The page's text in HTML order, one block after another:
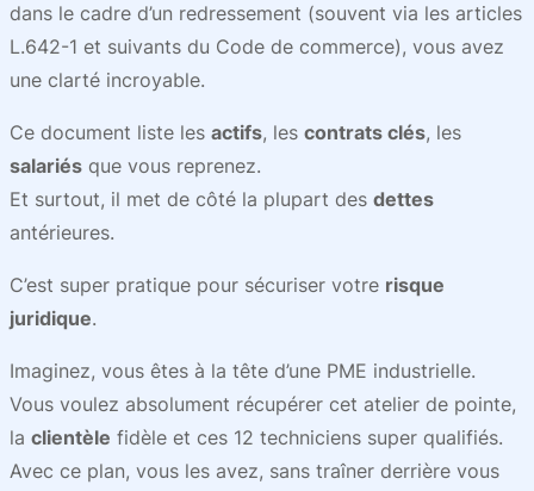
dans le cadre d’un redressement (souvent via les articles
L.642-1 et suivants du Code de commerce), vous avez
une clarté incroyable.
Ce document liste les actifs, les contrats clés, les
salariés que vous reprenez.
Et surtout, il met de côté la plupart des dettes
antérieures.
C’est super pratique pour sécuriser votre risque
juridique.
Imaginez, vous êtes à la tête d’une PME industrielle.
Vous voulez absolument récupérer cet atelier de pointe,
la clientèle fidèle et ces 12 techniciens super qualifiés.
Avec ce plan, vous les avez, sans traîner derrière vous